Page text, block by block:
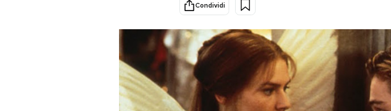
Altrecose
Mondiali calcio 2026
Condividi